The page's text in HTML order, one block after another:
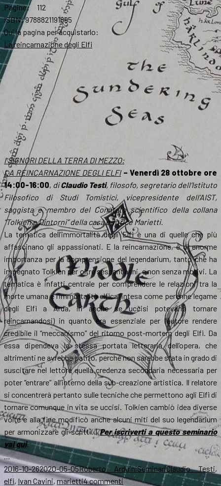
Pagine: 112
ISBN: 9788821191695
Qui la pagina per acquistarlo:
La reincarnazione degli Elfi
I SIGNORI DELLA TERRA DI MEZZO:
LA REINCARNAZIONE DEGLI ELFI– Venerdì 28 ottobre ore
14:00-16:00, diClaudio Testi, filosofo, segretario dell’Istituto
Filosofico di Studi Tomistici, vicepresidente dell’AIST,
saggista e membro del Comitato scientifico della collana
“Tolkien e Dintorni” della casa editrice Marietti.
La tematica dell’immortalità degli Elfi è una di quelle che più
affascinano gli appassionati. E la reincarnazione, è di enorme
importanza per la comprensione del legendarium, tanto che ha
impegnato Tolkien per oltre sessant’anni, e non senza motivi. La
tematica è infatti centrale per comprendere le relazioni tra la
morte umana e l’immortalità elfica (intesa come perenne legame
degli Elfi a Arda, in anche se uccisi potevano tornare
reincarnandosi) in quanto era essenziale per l’autore rendere
credibile il “meccanismo” del ritorno post-mortem degli Elfi. Da
essa dipendeva la stessa portata letteraria dell’opera, che
altrimenti ne avrebbe patito, perché non sarebbe stata in grado di
suscitare nel lettore quella credenza secondaria necessaria per
poter “entrare” all’interno della sub-creazione artistica. Il relatore
si concentrerà pertanto sulle tecniche che permettono agli Elfi di
tornare comunque in vita se uccisi. Tolkien cambiò idea diverse
volte e alla fine modificò anche alcuni miti del suo legendarium
per armonizzare gli scritti. |Per iscriverti a questo seminario
vai qui.
…
Scritto
il
2016-10-262020-05-05Autore
Roberto ArduiniCategorie
SeminariTag
Claudio Testi,
elfi, Ivan Cavini,marietti4 commentisu